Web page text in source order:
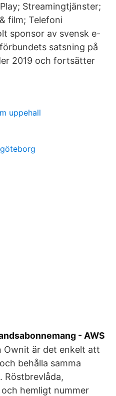
Streamingtjänster;
film; Telefoni
sponsor av svensk e-
satsning på
2019 och fortsätter
uppehall
- AWS
Ownit är det enkelt att
behålla samma
Röstbrevlåda,
hemligt nummer